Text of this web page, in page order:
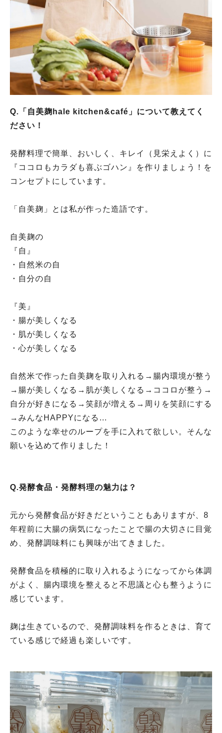
Q.「自美麹hale kitchen&café」について教えてく
ださい！
発酵料理で簡単、おいしく、キレイ（見栄えよく）に
『ココロもカラダも喜ぶゴハン』を作りましょう！を
コンセプトにしています。
「自美麹」とは私が作った造語です。
自美麹の
『自』
・自然米の自
・自分の自
『美』
・腸が美しくなる
・肌が美しくなる
・心が美しくなる
自然米で作った自美麹を取り入れる→腸内環境が整う
→腸が美しくなる→肌が美しくなる→ココロが整う→
自分が好きになる→笑顔が増える→周りを笑顔にする
→みんなHAPPYになる…
このような幸せのループを手に入れて欲しい。そんな
願いを込めて作りました！
Q.発酵食品・発酵料理の魅力は？
元から発酵食品が好きだということもありますが、8
年程前に大腸の病気になったことで腸の大切さに目覚
め、発酵調味料にも興味が出てきました。
発酵食品を積極的に取り入れるようになってから体調
がよく、腸内環境を整えると不思議と心も整うように
感じています。
麹は生きているので、発酵調味料を作るときは、育て
ている感じで経過も楽しいです。